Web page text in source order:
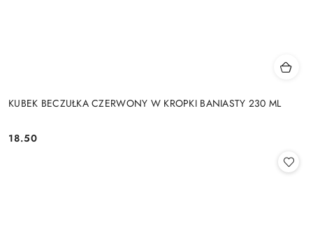
KUBEK BECZUŁKA CZERWONY W KROPKI BANIASTY 230 ML
Cena:
18.50